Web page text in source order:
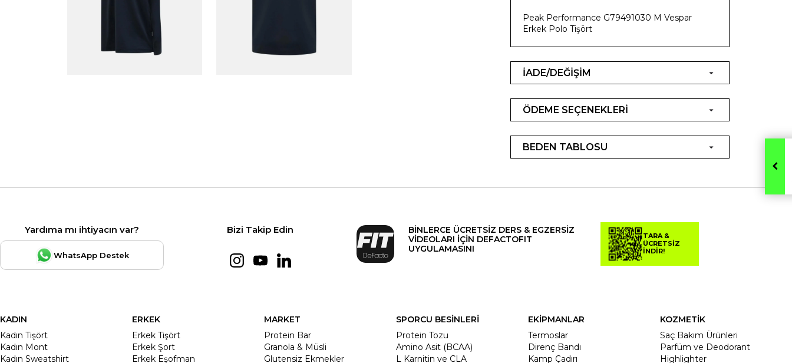
Peak Performance G79491030 M Vespar
Erkek Polo Tişört
İADE/DEĞİŞİM
ÖDEME SEÇENEKLERİ
BEDEN TABLOSU
Yardıma mı ihtiyacın var?
WhatsApp Destek
Bizi Takip Edin
BİNLERCE ÜCRETSİZ DERS & EGZERSİZ
VİDEOLARI İÇİN DEFACTOFIT
UYGULAMASINI
TARA &
ÜCRETSİZ
İNDİR!
KADIN
Kadın Tişört
Kadın Mont
Kadın Sweatshirt
ERKEK
Erkek Tişört
Erkek Şort
Erkek Eşofman
MARKET
Protein Bar
Granola & Müsli
Glutensiz Ekmekler
SPORCU BESİNLERİ
Protein Tozu
Amino Asit (BCAA)
L Karnitin ve CLA
EKİPMANLAR
Termoslar
Direnç Bandı
Kamp Çadırı
KOZMETİK
Saç Bakım Ürünleri
Parfüm ve Deodorant
Highlighter